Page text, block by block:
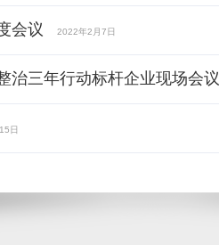
会议 2022年2月7日
治三年行动标杆企业现场会议
日